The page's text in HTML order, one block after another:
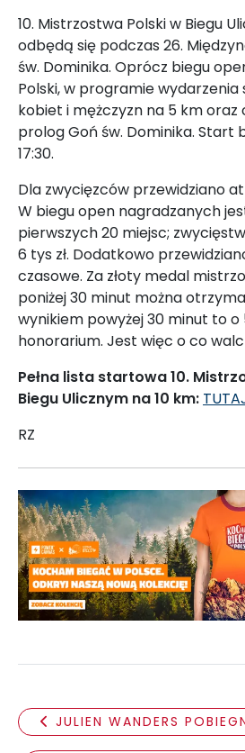
10. Mistrzostwa Polski w Biegu
odbędą się podczas 26.
św. Dominika. Oprócz biegu
Polski, w programie wydarzenia
kobiet i mężczyzn na 5 km
prolog Goń św. Dominika. Start
17:30.
Dla zwycięzców przewidziano
W biegu open nagradzanych
pierwszych 20 miejsc;
6 tys zł. Dodatkowo
czasowe. Za złoty medal
poniżej 30 minut można
wynikiem powyżej 30 minut to o
honorarium. Jest więc o co
Pełna lista startowa 10.
Biegu Ulicznym na 10 km:
RZ
JULIEN WANDERS